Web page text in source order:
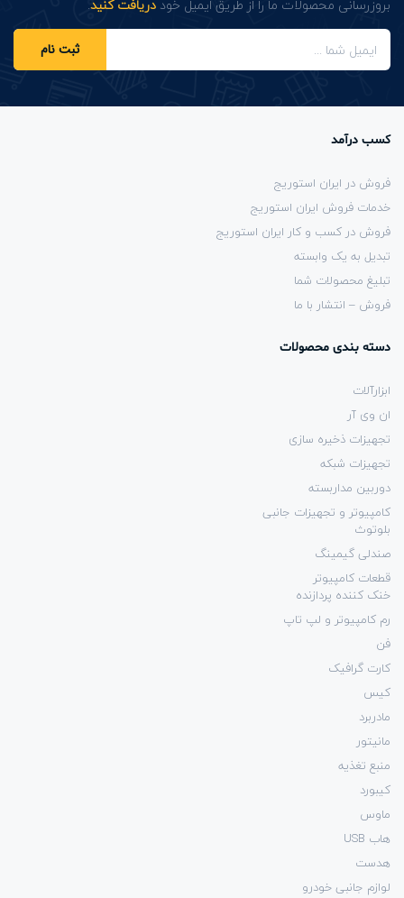
بروزرسانی محصولات ما را از طریق ایمیل خود دریافت کنید.
ثبت نام
کسب درآمد
فروش در ایران استوریج
خدمات فروش ایران استوریج
فروش در کسب و کار ایران استوریج
تبدیل به یک وابسته
تبلیغ محصولات شما
فروش – انتشار با ما
دسته بندی محصولات
ابزارآلات
ان وی آر
تجهیزات ذخیره سازی
تجهیزات شبکه
دوربین مداربسته
کامپیوتر و تجهیزات جانبی
بلوتوث
صندلی گیمینگ
قطعات کامپیوتر
خنک کننده پردازنده
رم کامپیوتر و لپ تاپ
فن
کارت گرافیک
کیس
مادربرد
مانیتور
منبع تغذیه
کیبورد
ماوس
هاب USB
هدست
لوازم جانبی خودرو